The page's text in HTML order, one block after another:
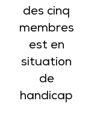
des cinq
membres
est en
situation
de
handicap